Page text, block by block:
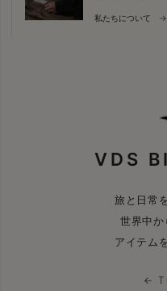
私たちについて →
VDS
旅と日常
世界中か
アイテム
←